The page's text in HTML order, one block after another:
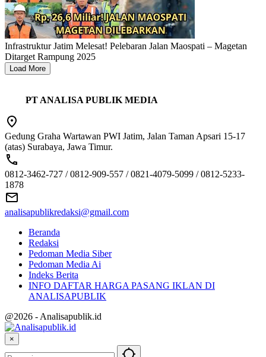
Infrastruktur Jatim Melesat! Pelebaran Jalan Maospati – Magetan
Ditarget Rampung 2025
Load More
PT ANALISA PUBLIK MEDIA
Gedung Graha Wartawan PWI Jatim, Jalan Taman Apsari 15-17
(atas) Surabaya, Jawa Timur.
0812-3462-727 / 0812-909-557 / 0821-4079-5099 / 0812-5233-
1878
analisapublikredaksi@gmail.com
Beranda
Redaksi
Pedoman Media Siber
Pedoman Media Ai
Indeks Berita
INFO DAFTAR HARGA PASANG IKLAN DI
ANALISAPUBLIK
@2026 - Analisapublik.id
×